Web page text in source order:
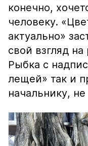
конечно,
человеку.
актуально»
свой взгляд
Рыбка с
лещей» так и
начальнику,